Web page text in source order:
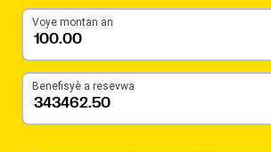
Voye montan an
Benefisyè a resevwa